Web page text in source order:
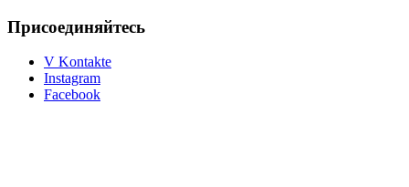
Присоединяйтесь
V Kontakte
Instagram
Facebook